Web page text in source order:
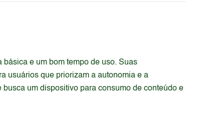
e um bom tempo de uso. Suas
usuários que priorizam a autonomia e a
um dispositivo para consumo de conteúdo e